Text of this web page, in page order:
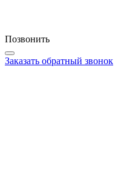
Позвонить
Заказать обратный звонок